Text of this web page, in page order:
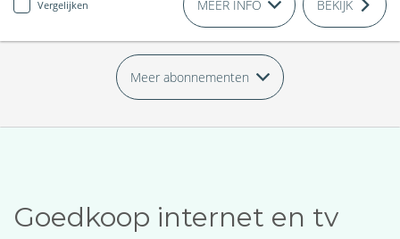
Vergelijken MEER INFO BEKIJK
Meer abonnementen
Goedkoop internet en tv